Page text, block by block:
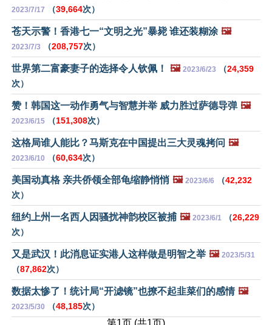
2023/7/17 （39,664次）
苍天示警！香港七一“文明之光”暴毙 谁还装糊涂 🖼️
2023/7/3 （208,757次）
世界第二富豪妻子的选择令人钦佩！ 🖼️ 2023/6/23 （24,359
次）
赞！韩国这一动作勇气与智慧并举 威力胜过萨德导弹 🖼️
2023/6/15 （151,308次）
这格局谁人能比？马斯克在中国提出三大灵魂拷问 🖼️
2023/6/10 （60,634次）
美国动真格 亲共侨领全部龟缩静悄悄 🖼️ 2023/6/6 （42,232
次）
纽约上州一名西人因骚扰神韵校区被捕 🖼️ 2023/6/1 （26,229
次）
又是武汉！此消息证实港人这样做是明智之举 🖼️ 2023/5/31
（87,862次）
数据太惨了！统计局“开滤镜”也撩不起韭菜们的感情 🖼️
2023/5/30 （48,185次）
第1页 (共1页)